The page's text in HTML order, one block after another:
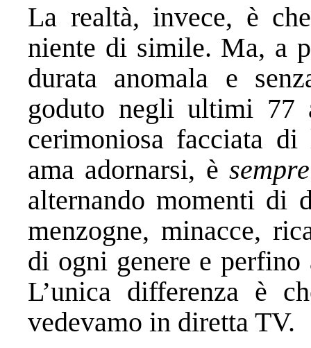
La realtà, invece, è
niente di simile. Ma, a
durata anomala e
goduto negli ultimi 77
cerimoniosa facciata
ama adornarsi, èsempre
alternando momenti di
menzogne, minacce,
di ogni genere e
L’unica differenza è
vedevamo in diretta TV.